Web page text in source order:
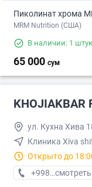
Пиколинат хрома
MRM Nutrition (США)
В наличии: 1
65 000 сум
KHOJIAKBAR
ул. Кухна Хива
Клиника Xiva
Открыто до
+998 (94) XXX-
смотреть